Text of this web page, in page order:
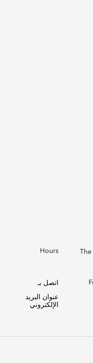
Hours
اتصل بـ
عنوان البريد
الإلكتروني